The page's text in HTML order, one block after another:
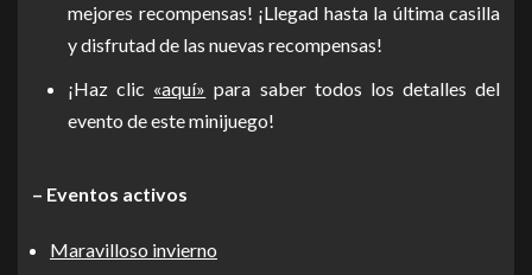
mejores recompensas! ¡Llegad hasta la última casilla
y disfrutad de las nuevas recompensas!
¡Haz clic «aquí» para saber todos los detalles del
evento de este minijuego!
– Eventos activos
Maravilloso invierno